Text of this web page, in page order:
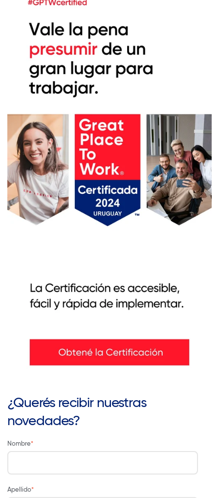
¿Querés recibir nuestras
novedades?
Nombre*
Apellido*